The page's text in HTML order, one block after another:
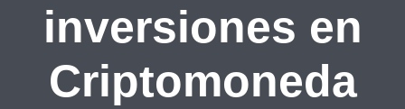
inversiones en
Criptomoneda